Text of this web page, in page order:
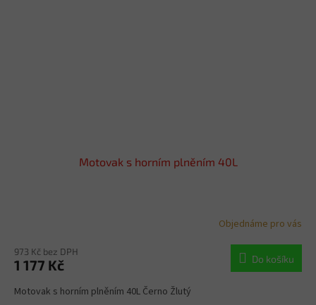
Motovak s horním plněním 40L
Objednáme pro vás
973 Kč bez DPH
1 177 Kč Do košíku
Motovak s horním plněním 40L Černo Žlutý